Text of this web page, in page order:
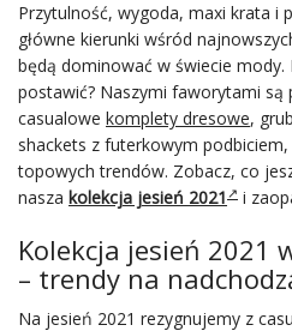
Przytulność, wygoda, maxi krata i
główne kierunki wśród
będą dominować w świecie
postawić? Naszymi faworytami są
casualowe komplety dresowe,
shackets z futerkowym
topowych trendów. Zobacz, co
nasza kolekcja jesień 2021 i
Kolekcja jesień 2021
– trendy na
Na jesień 2021 rezygnujemy z